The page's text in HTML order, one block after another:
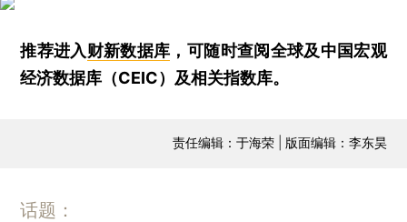
推荐进入财新数据库 ，可随时查阅全球及中国宏观
经济数据库（CEIC）及相关指数库。
责任编辑：于海荣 | 版面编辑：李东昊
话题：